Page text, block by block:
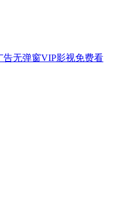
告无弹窗VIP影视免费看